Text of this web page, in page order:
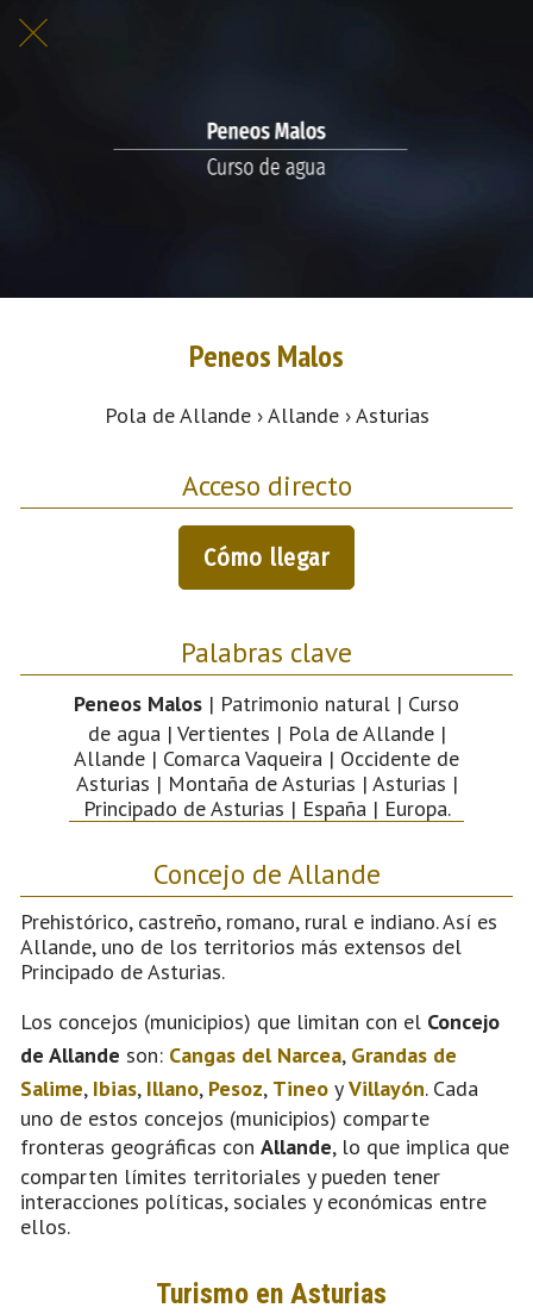
Peneos Malos
Pola de Allande › Allande › Asturias
Acceso directo
Cómo llegar
Palabras clave
Peneos Malos | Patrimonio natural | Curso
de agua | Vertientes | Pola de Allande |
Allande | Comarca Vaqueira | Occidente de
Asturias | Montaña de Asturias | Asturias |
Principado de Asturias | España | Europa.
Concejo de Allande
Prehistórico, castreño, romano, rural e indiano. Así es
Allande, uno de los territorios más extensos del
Principado de Asturias.
Los concejos (municipios) que limitan con el Concejo
de Allande son: Cangas del Narcea, Grandas de
Salime, Ibias, Illano, Pesoz, Tineo yVillayón. Cada
uno de estos concejos (municipios) comparte
fronteras geográficas con Allande, lo que implica que
comparten límites territoriales y pueden tener
interacciones políticas, sociales y económicas entre
ellos.